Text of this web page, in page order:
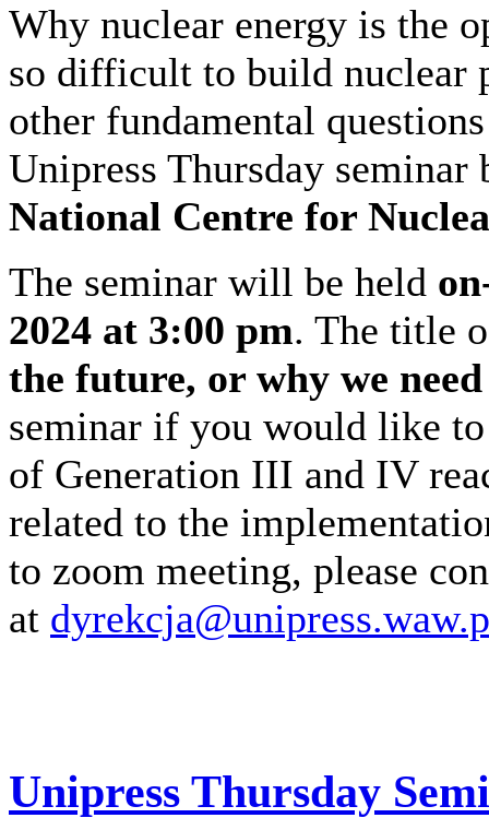
Why nuclear energy is the
so difficult to build nuclear
other fundamental
Unipress Thursday
National Centre for
The seminar will be held
2024 at 3:00 pm. The title
the future, or why we
seminar if you would like to
of Generation III and IV
related to the
to zoom meeting, please
at
Unipress Thursday